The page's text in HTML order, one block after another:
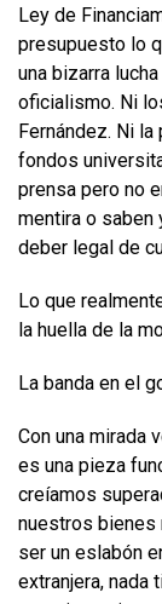
Ley de
presupuesto lo
una bizarra
oficialismo. Ni
Fernández. Ni
fondos
prensa pero no
mentira o saben
deber legal de
Lo que
la huella de la
La banda en el
Con una mirada
es una pieza
creíamos
nuestros bienes
ser un eslabón
extranjera, nada